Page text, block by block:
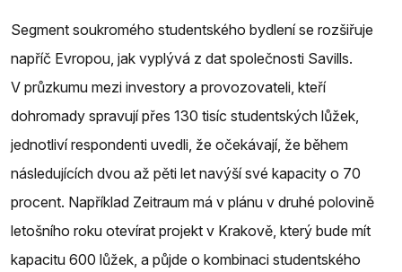
Segment soukromého studentského bydlení se rozšiřuje
napříč Evropou, jak vyplývá z dat společnosti Savills.
V průzkumu mezi investory a provozovateli, kteří
dohromady spravují přes 130 tisíc studentských lůžek,
jednotliví respondenti uvedli, že očekávají, že během
následujících dvou až pěti let navýší své kapacity o 70
procent. Například Zeitraum má v plánu v druhé polovině
letošního roku otevírat projekt v Krakově, který bude mít
kapacitu 600 lůžek, a půjde o kombinaci studentského